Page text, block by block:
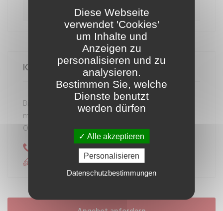
Download plaquette-gen-air-eng.pdf
Kontaktieren Sie Unser Team
Bitte zögern Sie nicht uns zu kontaktieren. Wir
melden uns innerhalb von 1-2 Werktagen bei Ihnen.
Oder rufen Sie uns einfach an.
RUFEN SIE UNS AN:+33(0)4.91.95.65.12
MAILEN SIE UNS:contact@setnag.com
Diese Webseite
verwendet 'Cookies'
um Inhalte und
Anzeigen zu
personalisieren und zu
analysieren.
Bestimmen Sie, welche
Dienste benutzt
werden dürfen
Alle akzeptieren
Personalisieren
Datenschutzbestimmungen